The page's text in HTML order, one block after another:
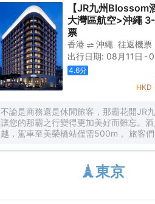
【JR九州Blossom
大灣區航空>沖繩
票
香港 沖繩 往返機票
出行日期: 08月11日 -
4.6分
HKD
不論是商務還是休閒旅客，那霸花開JR
讓您的那霸之行變得更加美好而難忘。
越，駕車至美榮橋站僅需500m 。旅客
傘、空調和液晶電視機，讓您感受到更加
住體驗。有飲水需求的旅客，酒店還為您
🗼東京